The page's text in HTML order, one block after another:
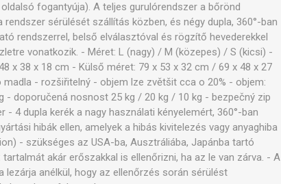
fogantyúja). A teljes gurulórendszer a bőrönd
sérülését szállítás közben, és négy dupla, 360°-ban
rendszerrel, belső elválasztóval és rögzítő hevederekkel
vonatkozik. - Méret: L (nagy) / M (közepes) / S (kicsi) -
x 38 x 18 cm - Külső méret: 79 x 53 x 32 cm / 69 x 48 x 27
- rozšiřitelný - objem lze zvětšit cca o 20% - objem:
- doporučená nosnost 25 kg / 20 kg / 10 kg - bezpečný zip
4 dupla kerék a nagy használati kényelemért, 360°-ban
hibák ellen, amelyek a hibás kivitelezés vagy anyaghiba
- szükséges az USA-ba, Ausztráliába, Japánba tartó
akár erőszakkal is ellenőrizni, ha az le van zárva. - A
anélkül, hogy az ellenőrzés során sérülést